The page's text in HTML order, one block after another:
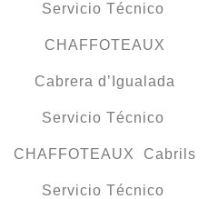
Servicio Técnico
CHAFFOTEAUX
Cabrera d’Igualada
Servicio Técnico
CHAFFOTEAUX Cabrils
Servicio Técnico